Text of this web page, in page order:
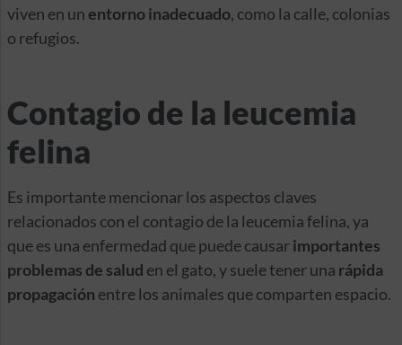
viven en un entorno inadecuado, como la calle, colonias
o refugios.
Contagio de la leucemia
felina
Es importante mencionar los aspectos claves
relacionados con el contagio de la leucemia felina, ya
que es una enfermedad que puede causarimportantes
problemas de salud en el gato, y suele tener una rápida
propagación entre los animales que comparten espacio.